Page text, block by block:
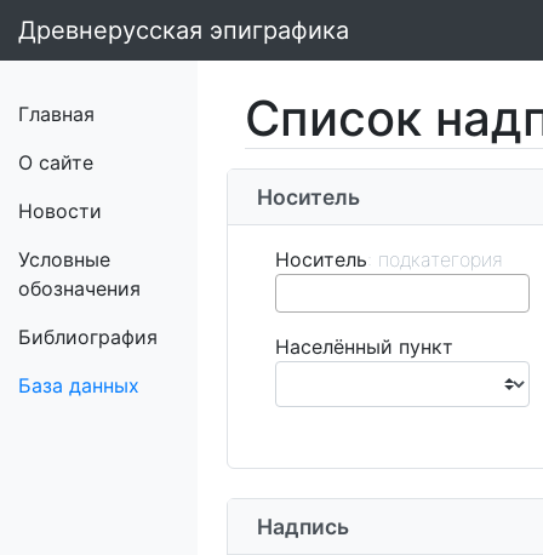
Древнерусская эпиграфика
Главная
О сайте
Новости
Условные
обозначения
Библиография
База данных
Список
Носитель
Носитель
Населённый пункт
Надпись